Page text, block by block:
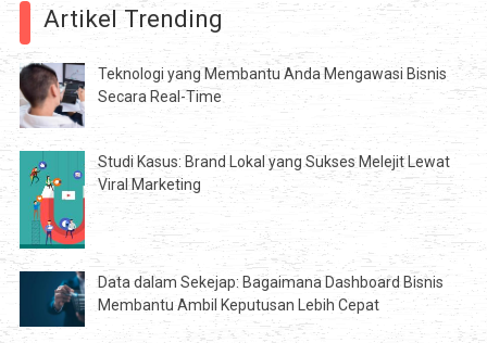
Artikel Trending
Teknologi yang Membantu Anda Mengawasi Bisnis
Secara Real-Time
Studi Kasus: Brand Lokal yang Sukses Melejit Lewat
Viral Marketing
Data dalam Sekejap: Bagaimana Dashboard Bisnis
Membantu Ambil Keputusan Lebih Cepat